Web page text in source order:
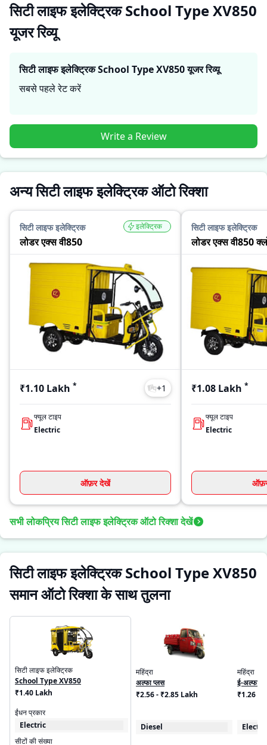
सिटी लाइफ इलेक्ट्रिक School Type XV850
यूजर रिव्यू
सिटी लाइफ इलेक्ट्रिक School Type XV850यूजर रिव्यू
सबसे पहले रेट करें
Write a Review
अन्य सिटी लाइफ इलेक्ट्रिक ऑटो रिक्शा
सिटी लाइफ इलेक्ट्रिक
लोडर एक्स वी850
इलेक्ट्रिक
₹1.10 Lakh * +1
फ्यूल टाइप
Electric
ऑफ़र देखें
सिटी लाइफ इलेक्ट्रिक
लोडर एक्स वी850
₹1.08 Lakh *
फ्यूल टाइप
Electric
सभी लोकप्रिय सिटी लाइफ इलेक्ट्रिक ऑटो रिक्शा देखें
सिटी लाइफ इलेक्ट्रिक School Type XV850
समान ऑटो रिक्शा के साथ तुलना
सिटी लाइफ इलेक्ट्रिक
School Type XV850
₹1.40 Lakh
ईंधन प्रकार
Electric
सीटों की संख्या
महिंद्रा
अल्फा प्लस
₹2.56 - ₹2.85 Lakh
Diesel
महिंद्रा
ई-अल्फा
₹1.26